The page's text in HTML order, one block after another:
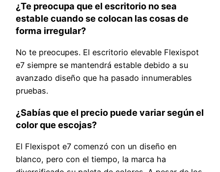
¿Te preocupa que el escritorio no sea
estable cuando se colocan las cosas de
forma irregular?
No te preocupes. El escritorio elevable Flexispot
e7 siempre se mantendrá estable debido a su
avanzado diseño que ha pasado innumerables
pruebas.
¿Sabías que el precio puede variar según el
color que escojas?
El Flexispot e7 comenzó con un diseño en
blanco, pero con el tiempo, la marca ha